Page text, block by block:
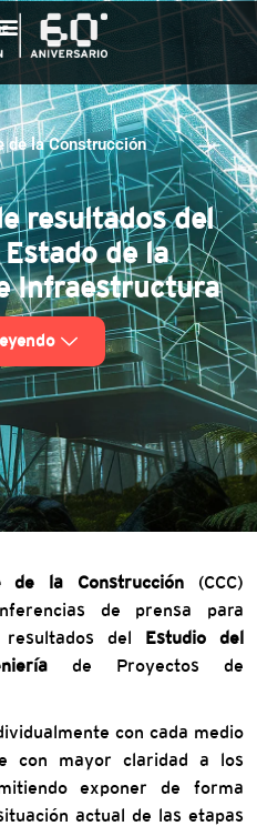
de la Construcción
resultados del
de la
Infraestructura
de la Construcción (CCC)
de prensa para
del Estudio del
de Proyectos de
con cada medio
con mayor claridad a los
exponer de forma
actual de las etapas